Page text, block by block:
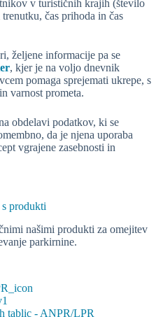
v turističnih krajih (število
čas prihoda in čas
željene informacije pa se
, kjer je na voljo dnevnik
pomaga sprejemati ukrepe, s
varnost prometa.
obdelavi podatkov, ki se
da je njena uporaba
vgrajene zasebnosti in
produkti
našimi produkti za omejitev
parkirnine.
tablic - ANPR/LPR